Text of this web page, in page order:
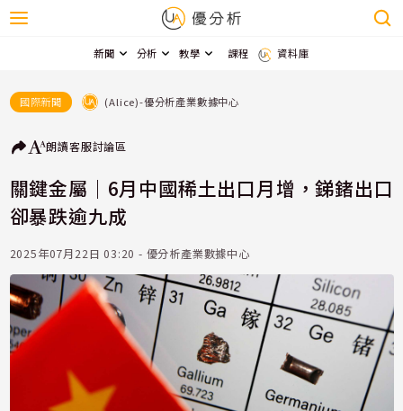
新聞 分析 教學 課程 資料庫
國際新聞 (Alice)-優分析產業數據中心
朗讀客服討論區
關鍵金屬｜6月中國稀土出口月增，銻鍺出口
卻暴跌逾九成
2025年07月22日 03:20 - 優分析產業數據中心